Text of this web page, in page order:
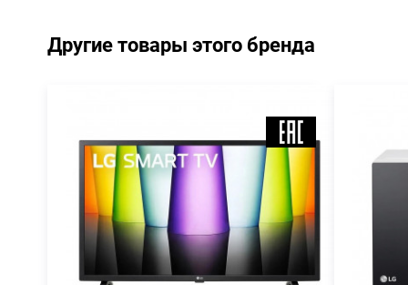
Другие товары этого бренда